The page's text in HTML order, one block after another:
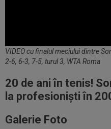
VIDEO cu finalul meciului dintre
2-6, 6-3, 7-5, turul 3, WTA Roma
20 de ani în tenis!
la profesioniști în
Galerie Foto